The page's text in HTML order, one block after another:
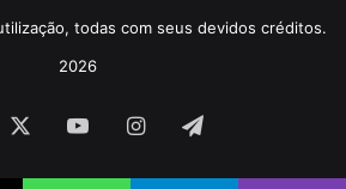
todas com seus devidos créditos.
2026
YouTubeInstagram